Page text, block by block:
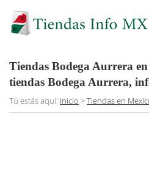
Tiendas Bodega Aurrera
tiendas Bodega Aurrera,
Tú estás aquí: Inicio >Tiendas en